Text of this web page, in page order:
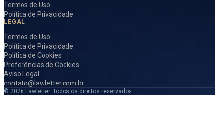
Termos de Uso
Política de Privacidade
LEGAL
Termos de Uso
Política de Privacidade
Política de Cookies
Preferências de Cookies
Aviso Legal
contato@lawletter.com.br
© 2026 Lawletter. Todos os direitos reservados.